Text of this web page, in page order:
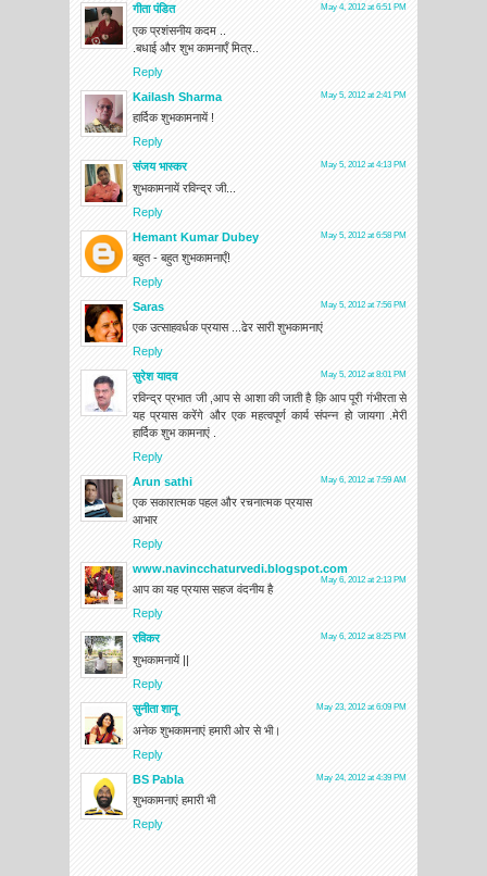
गीता पंडित
May 4, 2012 at 6:51 PM
एक प्रशंसनीय कदम ..
.बधाई और शुभ कामनाएँ मित्र..
Reply
Kailash Sharma
May 5, 2012 at 2:41 PM
हार्दिक शुभकामनायें !
Reply
संजय भास्‍कर
May 5, 2012 at 4:13 PM
शुभकामनायें रविन्द्र जी...
Reply
Hemant Kumar Dubey
May 5, 2012 at 6:58 PM
बहुत - बहुत शुभकामनाएँ!
Reply
Saras
May 5, 2012 at 7:56 PM
एक उत्साहवर्धक प्रयास ...ढेर सारी शुभकामनाएं
Reply
सुरेश यादव
May 5, 2012 at 8:01 PM
रविन्द्र प्रभात जी ,आप से आशा की जाती है क़ि आप पूरी गंभीरता से
यह प्रयास करेंगे और एक महत्वपूर्ण कार्य संपन्न हो जायगा .मेरी
हार्दिक शुभ कामनाएं .
Reply
Arun sathi
May 6, 2012 at 7:59 AM
एक सकारात्मक पहल और रचनात्मक प्रयास
आभार
Reply
www.navincchaturvedi.blogspot.com
May 6, 2012 at 2:13 PM
आप का यह प्रयास सहज वंदनीय है
Reply
रविकर
May 6, 2012 at 8:25 PM
शुभकामनायें ||
Reply
सुनीता शानू
May 23, 2012 at 6:09 PM
अनेक शुभकामनाएं हमारी ओर से भी।
Reply
BS Pabla
May 24, 2012 at 4:39 PM
शुभकामनाएं हमारी भी
Reply